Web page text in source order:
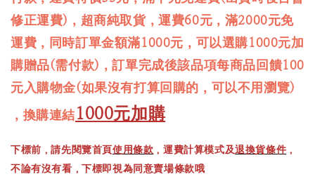
修正運費)，超商純取貨，運費60元，滿2000元免
運費，同時訂單金額滿1000元，可以選購1000元加
購贈品(需付款)，訂單完成後該品項每商品回饋100
元入購物金(如果沒有打算回購的，可以不用瀏覽)
，換購連結1000元加購
下標前，請先閱覽首頁使用條款 ，運費計算模式及退換貨條件 ，
不論有沒有看，下標即視為同意賣場條款哦